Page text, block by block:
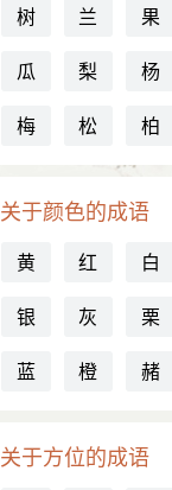
树
兰 果
瓜
梨 杨
梅
松 柏
关于颜色的成语
黄 红 白
银
灰 栗
蓝
橙 赭
关于方位的成语